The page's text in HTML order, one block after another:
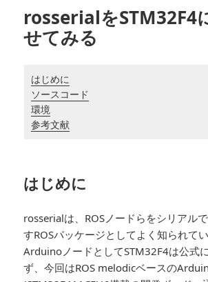
rosserialをSTM32F4
せてみる
はじめに
ソースコード
環境
参考文献
はじめに
rosserialは、ROSノードらをシリアル
すROSパッケージとしてよく知られてい
ArduinoノードとしてSTM32F4は公式
ず、今回はROS melodicベースの